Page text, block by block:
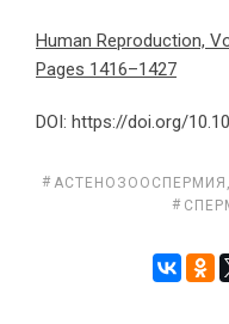
Human Reproduction,
Pages 1416–1427
DOI: https://doi.org/
АСТЕНОЗООСПЕРМИЯ ,